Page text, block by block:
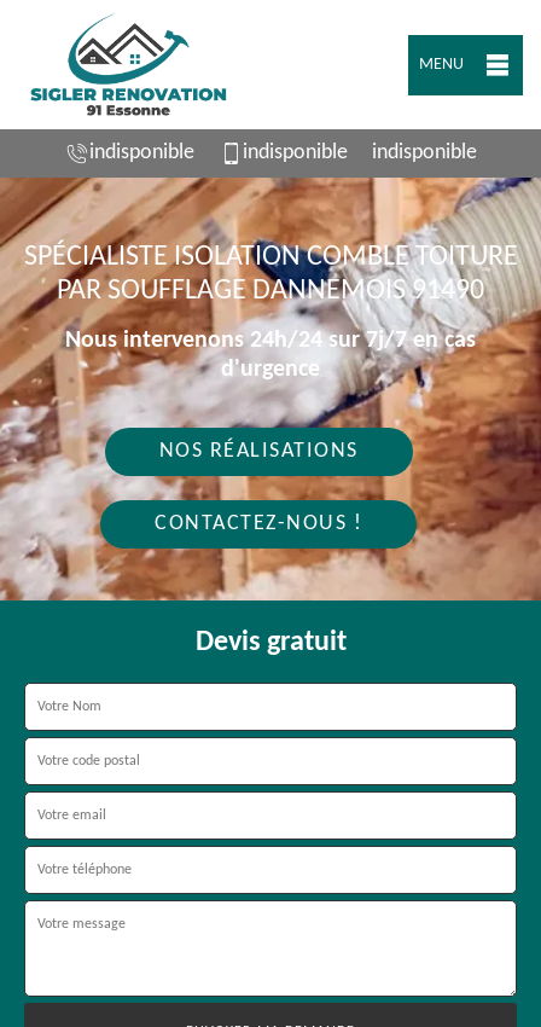
MENU
indisponible indisponible indisponible
SPÉCIALISTE ISOLATION COMBLE TOITURE
PAR SOUFFLAGE DANNEMOIS 91490
Nous intervenons 24h/24 sur 7j/7 en cas
d'urgence
NOS RÉALISATIONS
CONTACTEZ-NOUS !
Devis gratuit